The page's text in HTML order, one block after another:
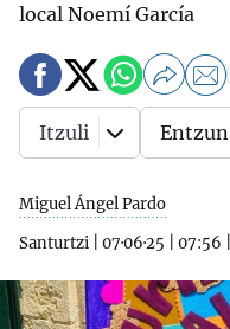
local Noemí García
Miguel Ángel Pardo
Santurtzi
07·06·25 07:56
Itzuli Entzun